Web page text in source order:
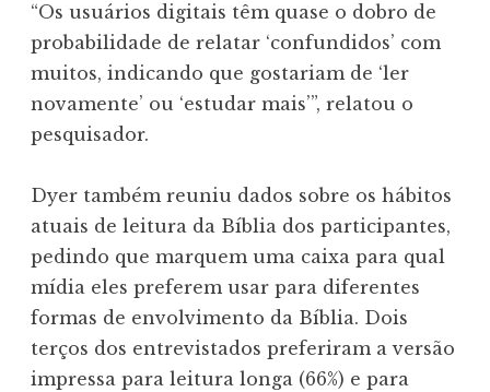
“Os usuários digitais têm quase o dobro de
probabilidade de relatar ‘confundidos’ com
muitos, indicando que gostariam de ‘ler
novamente’ ou ‘estudar mais’”, relatou o
pesquisador.
Dyer também reuniu dados sobre os hábitos
atuais de leitura da Bíblia dos participantes,
pedindo que marquem uma caixa para qual
mídia eles preferem usar para diferentes
formas de envolvimento da Bíblia. Dois
terços dos entrevistados preferiram a versão
impressa para leitura longa (66%) e para